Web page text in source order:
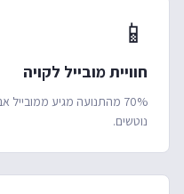
📱
חוויית מובייל לקויה
70% מהתנועה מגיע
נוטשים.